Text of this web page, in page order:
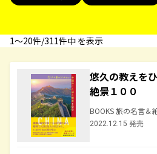
1〜20件/311件中 を表示
悠久の教えを
絶景１００
BOOKS 旅の名言＆
2022.12.15 発売